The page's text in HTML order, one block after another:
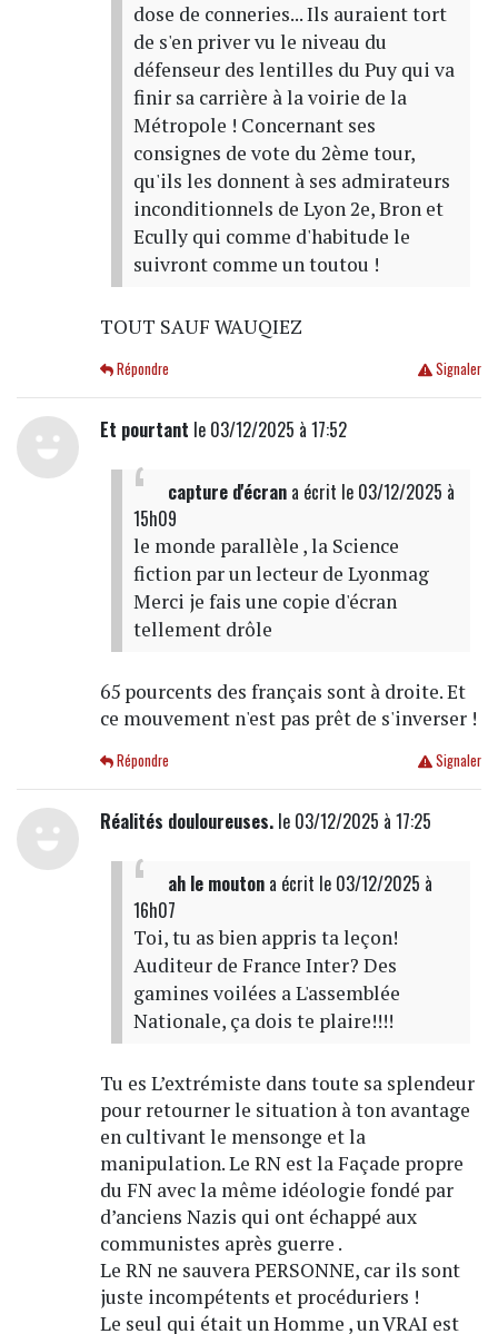
dose de conneries... Ils auraient tort
de s'en priver vu le niveau du
défenseur des lentilles du Puy qui va
finir sa carrière à la voirie de la
Métropole ! Concernant ses
consignes de vote du 2ème tour,
qu'ils les donnent à ses admirateurs
inconditionnels de Lyon 2e, Bron et
Ecully qui comme d'habitude le
suivront comme un toutou !
TOUT SAUF WAUQIEZ
Signaler
Répondre
Et pourtant le 03/12/2025 à 17:52
capture d'écrana écrit le 03/12/2025 à
15h09
le monde parallèle , la Science
fiction par un lecteur de Lyonmag
Merci je fais une copie d'écran
tellement drôle
65 pourcents des français sont à droite. Et
ce mouvement n'est pas prêt de s'inverser !
Signaler
Répondre
Réalités douloureuses.le 03/12/2025 à 17:25
ah le moutona écrit le 03/12/2025 à
16h07
Toi, tu as bien appris ta leçon!
Auditeur de France Inter? Des
gamines voilées a L'assemblée
Nationale, ça dois te plaire!!!!
Tu es L’extrémiste dans toute sa splendeur
pour retourner le situation à ton avantage
en cultivant le mensonge et la
manipulation. Le RN est la Façade propre
du FN avec la même idéologie fondé par
d’anciens Nazis qui ont échappé aux
communistes après guerre .
Le RN ne sauvera PERSONNE, car ils sont
juste incompétents et procéduriers !
Le seul qui était un Homme , un VRAI est